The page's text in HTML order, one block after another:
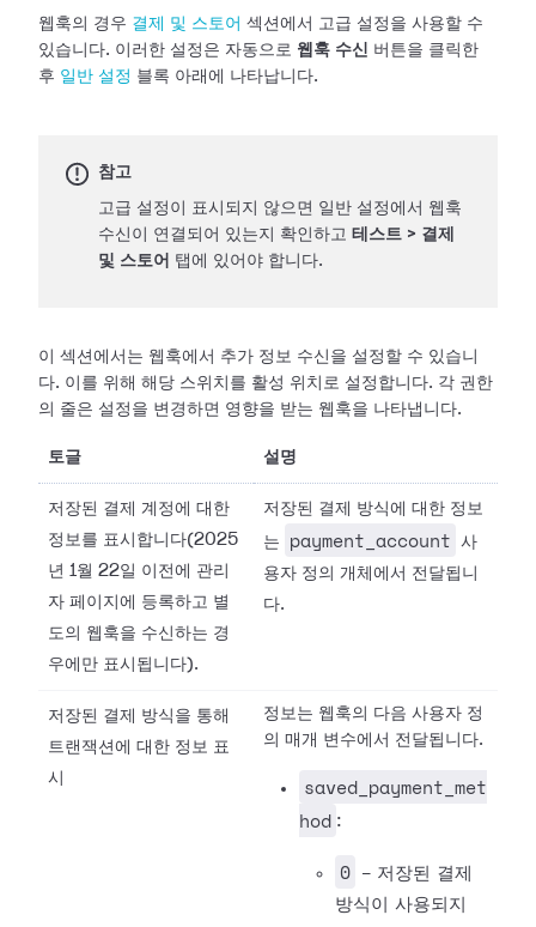
웹훅의 경우 결제 및 스토어 섹션에서 고급 설정을 사용할 수
있습니다. 이러한 설정은 자동으로 웹훅 수신 버튼을 클릭한
후 일반 설정 블록 아래에 나타납니다.
참고
고급 설정이 표시되지 않으면 일반 설정에서 웹훅
수신이 연결되어 있는지 확인하고 테스트 > 결제
및 스토어 탭에 있어야 합니다.
이 섹션에서는 웹훅에서 추가 정보 수신을 설정할 수 있습니
다. 이를 위해 해당 스위치를 활성 위치로 설정합니다. 각 권한
의 줄은 설정을 변경하면 영향을 받는 웹훅을 나타냅니다.
토글 설명
저장된 결제 계정에 대한
정보를 표시합니다(2025
년 1월 22일 이전에 관리
자 페이지에 등록하고 별
도의 웹훅을 수신하는 경
우에만 표시됩니다).
저장된 결제 방식에 대한 정보
는
payment_account
사
용자 정의 개체에서 전달됩니
다.
저장된 결제 방식을 통해
트랜잭션에 대한 정보 표
시
정보는 웹훅의 다음 사용자 정
의 매개 변수에서 전달됩니다.
saved_payment_met
hod :
0
- 저장된 결제
방식이 사용되지